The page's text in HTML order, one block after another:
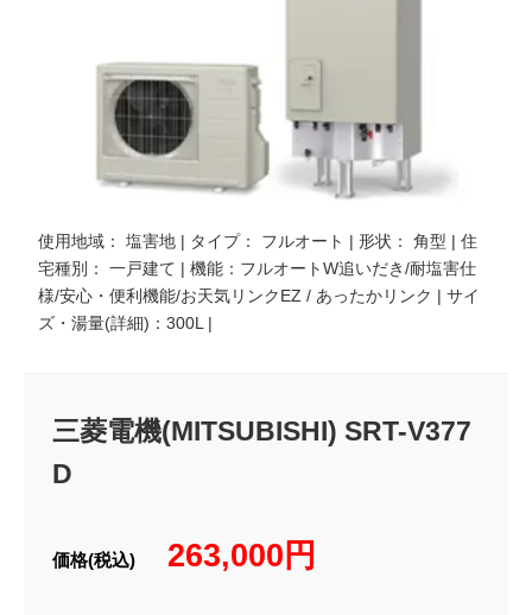
使用地域： 塩害地 | タイプ： フルオート | 形状： 角型 | 住
宅種別： 一戸建て | 機能：フルオートW追いだき/耐塩害仕
様/安心・便利機能/お天気リンクEZ / あったかリンク | サイ
ズ・湯量(詳細)：300L |
三菱電機(MITSUBISHI) SRT-V377
D
価格(税込)263,000円